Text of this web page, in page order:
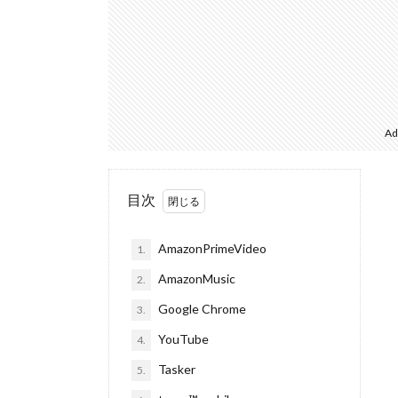
目次
1. AmazonPrimeVideo
2. AmazonMusic
3. Google Chrome
4. YouTube
5. Tasker